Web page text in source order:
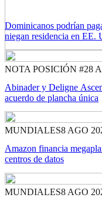
Dominicanos podrían
niegan residencia en EE.
NOTA POSICIÓN #28
Abinader y Deligne
acuerdo de plancha única
MUNDIALES8 AGO
Amazon financia
centros de datos
MUNDIALES8 AGO